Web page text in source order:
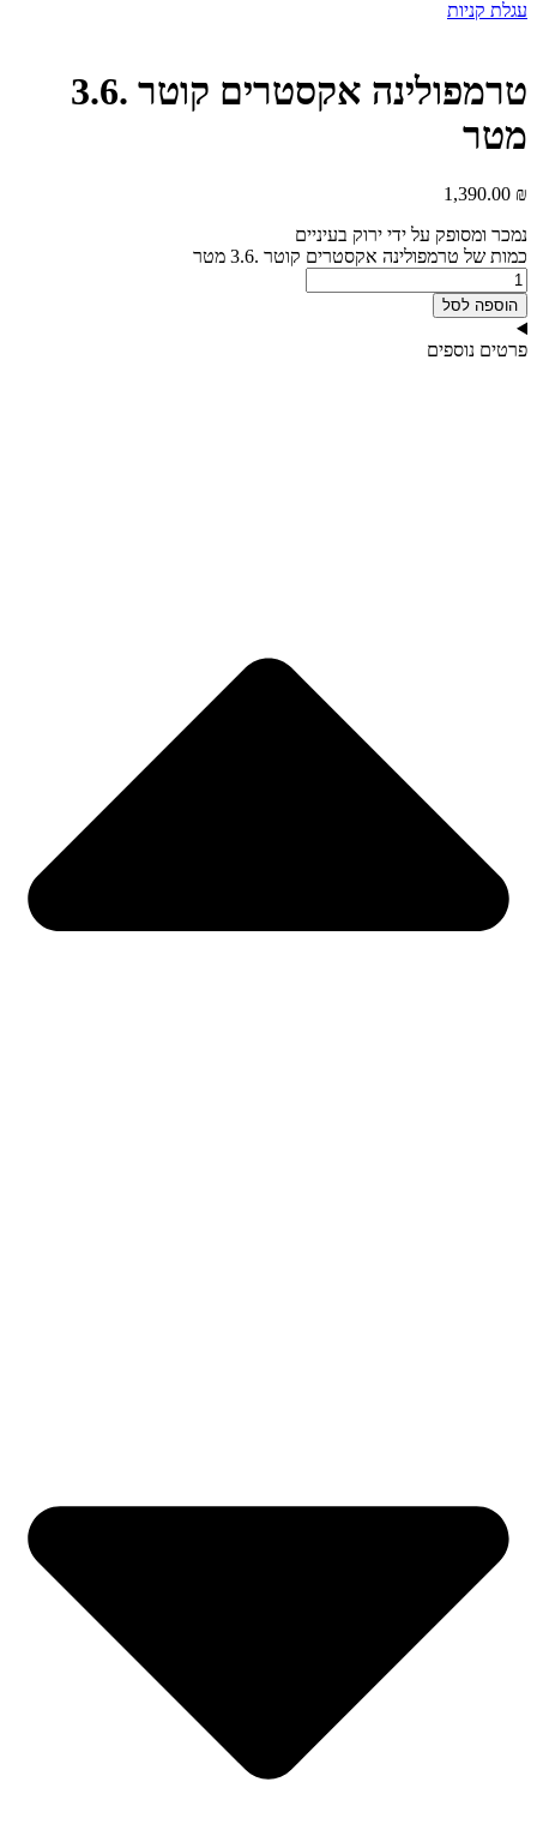
עגלת קניות
טרמפולינה אקסטרים קוטר .3.6
מטר
1,390.00 ₪
נמכר ומסופק על ידי ירוק בעיניים
כמות של טרמפולינה אקסטרים קוטר .3.6 מטר
הוספה לסל
פרטים נוספים